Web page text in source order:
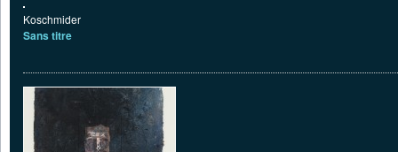
Koschmider
Sans titre